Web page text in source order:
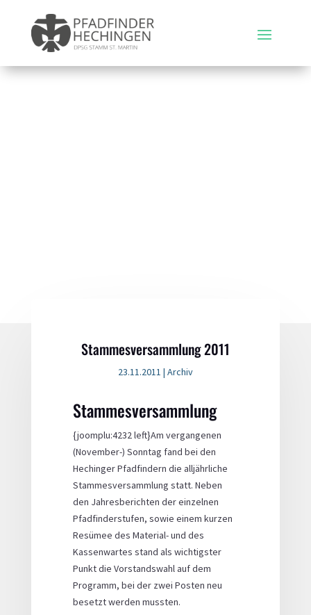
Stammesversammlung 2011
23.11.2011 | Archiv
Stammesversammlung
{joomplu:4232 left}Am vergangenen
(November-) Sonntag fand bei den
Hechinger Pfadfindern die alljährliche
Stammesversammlung statt. Neben
den Jahresberichten der einzelnen
Pfadfinderstufen, sowie einem kurzen
Resümee des Material- und des
Kassenwartes stand als wichtigster
Punkt die Vorstandswahl auf dem
Programm, bei der zwei Posten neu
besetzt werden mussten.